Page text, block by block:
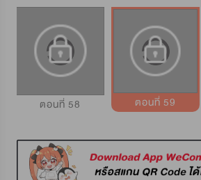
ตอนที่ 58 ตอนที่ 59